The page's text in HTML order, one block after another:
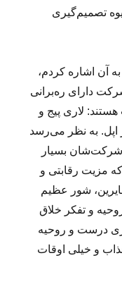
تصمیم‌گیری
آن اشاره کردم،
دارای ره‌برانی
لاری پیج و
اپل. به نظر می‌رسد
شرکت‌شان بسیار
مزیت رقابتی و
شور عظیم
و تفکر خلاق
درست و روحیه
و خیلی اوقات